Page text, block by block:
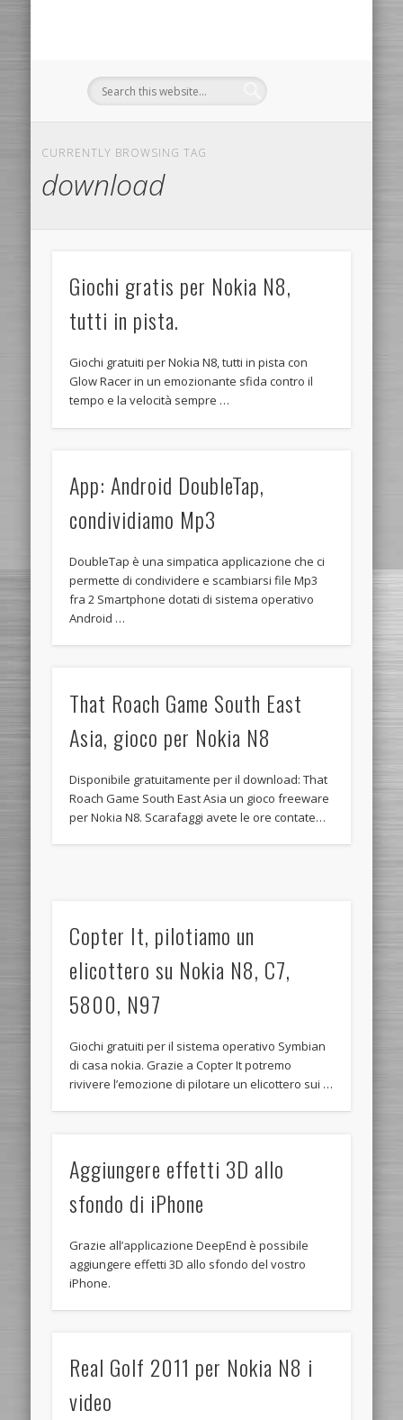
CURRENTLY BROWSING TAG
download
Giochi gratis per Nokia N8,
tutti in pista.
Giochi gratuiti per Nokia N8, tutti in pista con
Glow Racer in un emozionante sfida contro il
tempo e la velocità sempre …
App: Android DoubleTap,
condividiamo Mp3
DoubleTap è una simpatica applicazione che ci
permette di condividere e scambiarsi file Mp3
fra 2 Smartphone dotati di sistema operativo
Android …
That Roach Game South East
Asia, gioco per Nokia N8
Disponibile gratuitamente per il download: That
Roach Game South East Asia un gioco freeware
per Nokia N8. Scarafaggi avete le ore contate…
Copter It, pilotiamo un
elicottero su Nokia N8, C7,
5800, N97
Giochi gratuiti per il sistema operativo Symbian
di casa nokia. Grazie a Copter It potremo
rivivere l’emozione di pilotare un elicottero sui …
Aggiungere effetti 3D allo
sfondo di iPhone
Grazie all’applicazione DeepEnd è possibile
aggiungere effetti 3D allo sfondo del vostro
iPhone.
Real Golf 2011 per Nokia N8 i
video